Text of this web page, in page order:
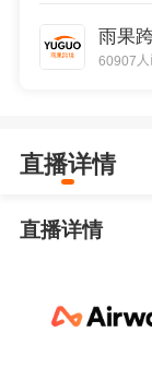
雨果
60907
直播详情
直播详情